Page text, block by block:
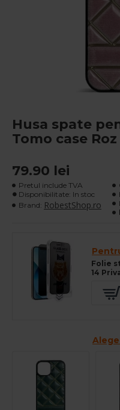
Husa spate
Tomo case Roz
79.90 lei
Pretul include TVA
Disponibilitate: In stoc
Brand: RobestShop.ro
Folie
14